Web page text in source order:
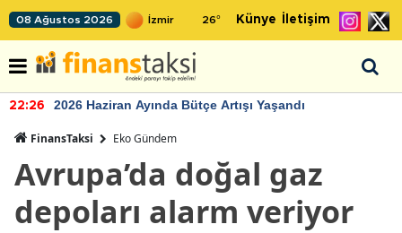
08 Ağustos 2026 26° Künye İletişim
22:26 2026 Haziran Ayında Bütçe Artışı Yaşandı
FinansTaksi Eko Gündem
Avrupa’da doğal gaz
depoları alarm veriyor